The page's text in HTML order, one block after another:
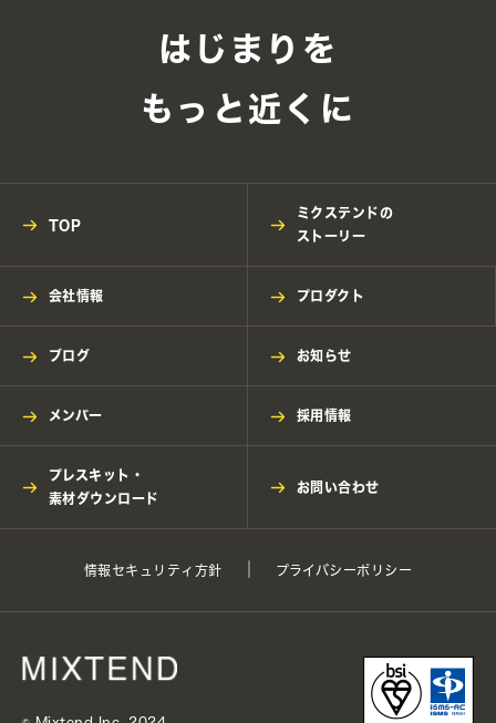
はじまりを
もっと近くに
TOP
ミクステンドの
ストーリー
会社情報 プロダクト
ブログ お知らせ
メンバー 採用情報
プレスキット・
素材ダウンロード
お問い合わせ
情報セキュリティ方針 プライバシーポリシー